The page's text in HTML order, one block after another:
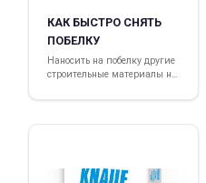
КАК БЫСТРО СНЯТЬ
ПОБЕЛКУ
Наносить на побелку другие
строительные материалы не